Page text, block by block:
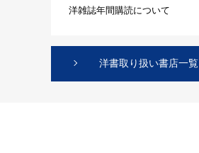
洋雑誌年間購読について
洋書取り扱い書店一覧